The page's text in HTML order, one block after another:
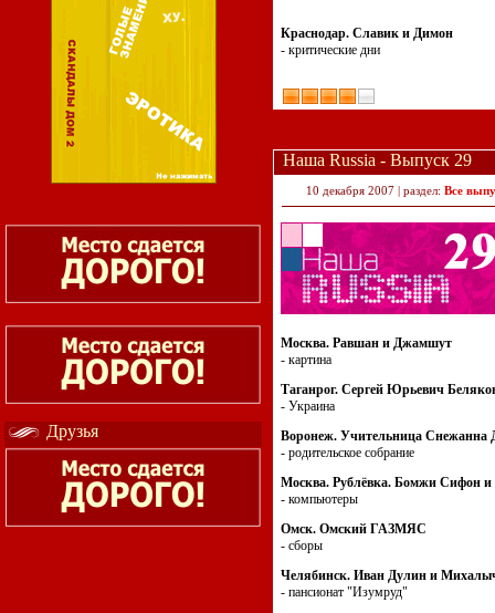
Друзья
Краснодар. Славик и Димон
- критические дни
Наша Russia - Выпуск 29
10 декабря 2007 | раздел: Все
Москва. Равшан и Джамшут
- картина
Таганрог. Сергей Юрьевич
- Украина
Воронеж. Учительница Снежанна
- родительское собрание
Москва. Рублёвка. Бомжи Сифон и
- компьютеры
Омск. Омский ГАЗМЯС
- сборы
Челябинск. Иван Дулин и
- пансионат "Изумруд"